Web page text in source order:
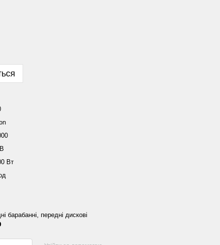
Вт
барабанні, передні дискові